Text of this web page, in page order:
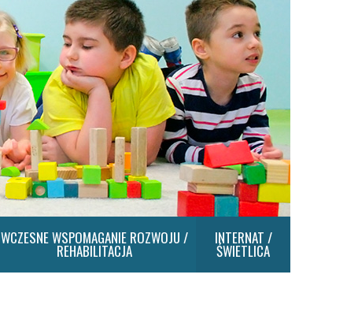
WCZESNE WSPOMAGANIE ROZWOJU /
REHABILITACJA
INTERNAT /
ŚWIETLICA